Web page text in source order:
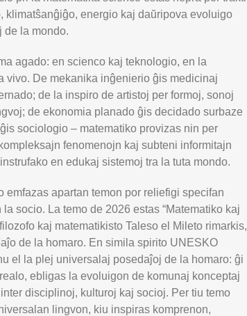
klimatŝanĝiĝo, energio kaj daŭripova evoluigo
de la mondo.
agado: en scienco kaj teknologio, en la
vivo. De mekanika inĝenierio ĝis medicinaj
de la inspiro de artistoj per formoj, sonoj
de ekonomia planado ĝis decidado surbaze
sociologio – matematiko provizas nin per
fenomenojn kaj subteni informitajn
en edukaj sistemoj tra la tuta mondo.
emfazas apartan temon por reliefigi specifan
socio. La temo de 2026 estas “Matematiko kaj
kaj matematikisto Taleso el Mileto rimarkis,
de la homaro. En simila spirito UNESKO
el la plej universalaj posedaĵoj de la homaro: ĝi
ebligas la evoluigon de komunaj konceptaj
disciplinoj, kulturoj kaj socioj. Per tiu temo
lingvon, kiu inspiras komprenon,